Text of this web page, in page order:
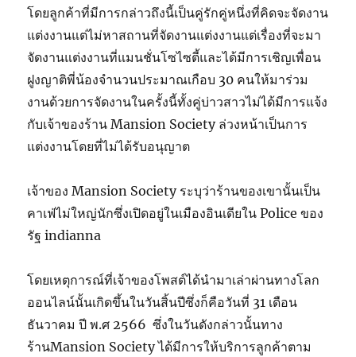
โดยลูกค้าที่มีการกล่าวถึงนี้เป็นคู่รักคู่หนึ่งที่คิดจะจัดงาน
แต่งงานแต่ไม่หาสถานที่จัดงานแต่งงานแต่เรื่องที่จะมา
จัดงานแต่งงานที่แมนชั่นโซไซตี้และได้มีการเชิญเพื่อน
ฝูงญาติพี่น้องจำนวนประมาณเกือบ 30 คนให้มาร่วม
งานด้วยการจัดงานในครั้งนี้ทั้งคู่บ่าวสาวไม่ได้มีการแจ้ง
กับเจ้าของร้าน Mansion Society ล่วงหน้าเป็นการ
แต่งงานโดยที่ไม่ได้รับอนุญาต
เจ้าของ Mansion Society ระบุว่าร้านของเขานั้นเป็น
คาเฟ่ไม่ใหญ่นักซึ่งเปิดอยู่ในเมืองอินเดียใน Police ของ
รัฐ indianna
โดยเหตุการณ์ที่เจ้าของโพสต์ได้นำมาเล่าผ่านทางโลก
ออนไลน์นั้นเกิดขึ้นในวันสิ้นปีซึ่งก็คือวันที่ 31 เดือน
ธันวาคม ปี พ.ศ 2566 ซึ่งในวันดังกล่าวนั้นทาง
ร้านMansion Society ได้มีการให้บริการลูกค้าตาม